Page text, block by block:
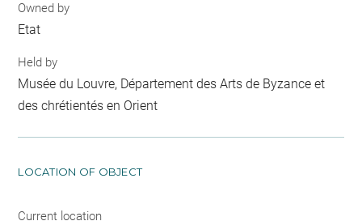
Owned by
Etat
Held by
Musée du Louvre, Département des Arts de Byzance et
des chrétientés en Orient
LOCATION OF OBJECT
Current location